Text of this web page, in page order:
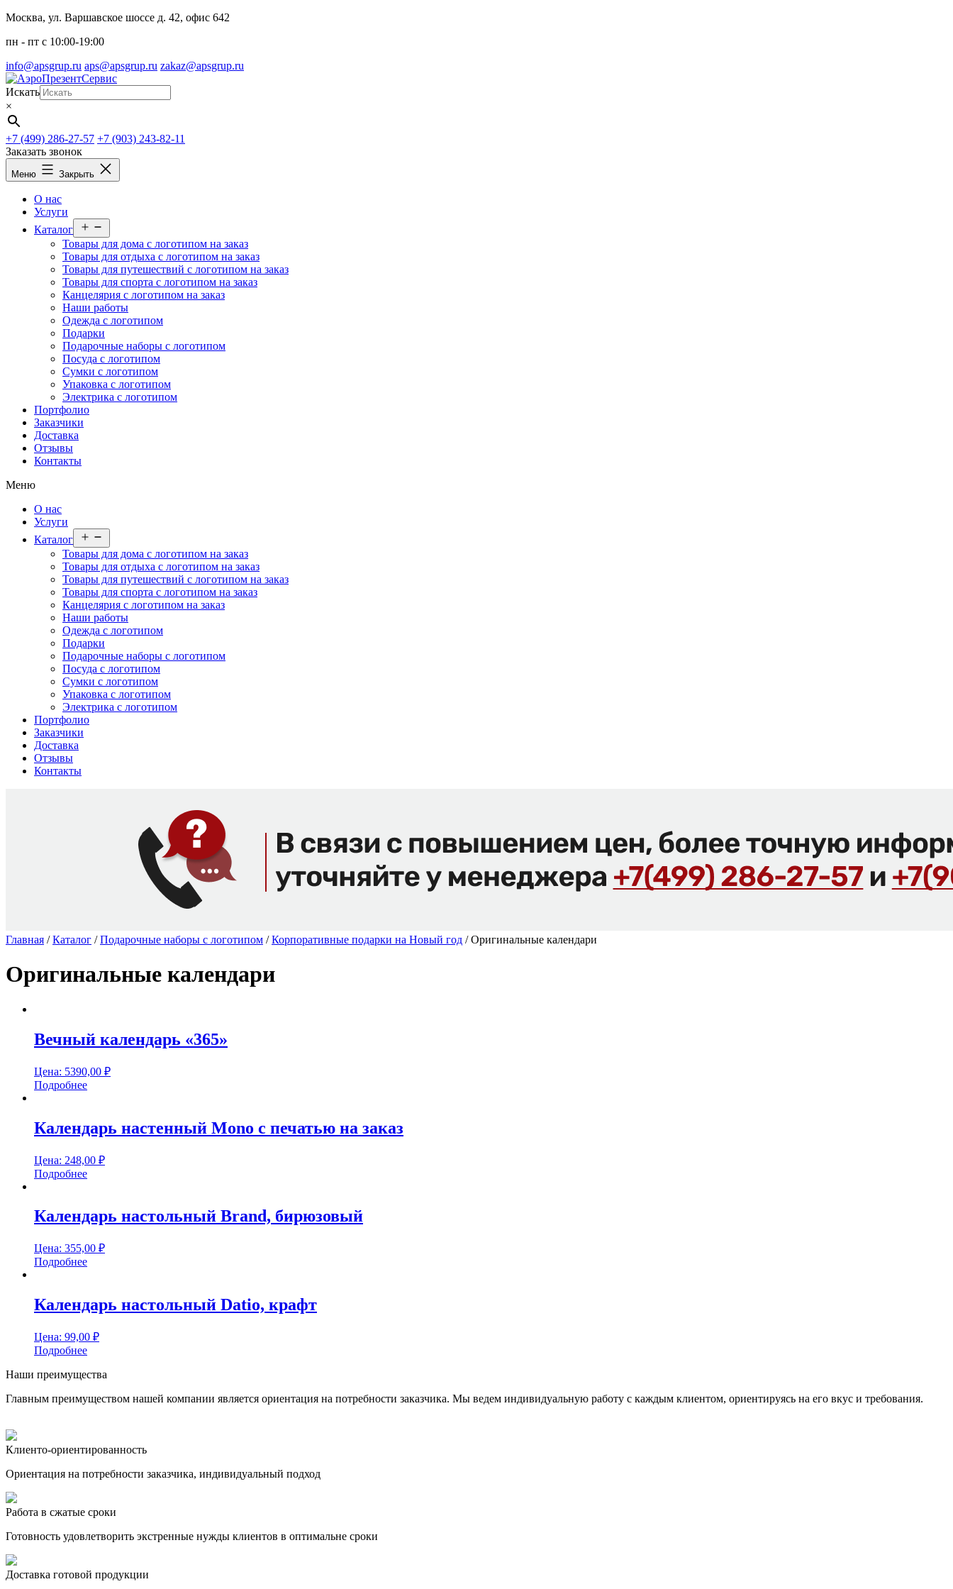
Перейти
содержимому
Москва, ул. Варшавское шоссе д. 42, офис 642
пн - пт c 10:00-19:00
info@apsgrup.ru aps@apsgrup.ru zakaz@apsgrup.ru
Искать
×
+7 (499) 286-27-57 +7 (903) 243-82-11
Заказать звонок
Меню Закрыть
О нас
Услуги
Каталог
меню
Товары для дома с логотипом на заказ
Товары для отдыха с логотипом на заказ
Товары для путешествий с логотипом на заказ
Товары для спорта с логотипом на заказ
Канцелярия с логотипом на заказ
Наши работы
Одежда с логотипом
Подарки
Подарочные наборы с логотипом
Посуда с логотипом
Сумки с логотипом
Упаковка с логотипом
Электрика с логотипом
Портфолио
Заказчики
Доставка
Отзывы
Контакты
Меню
О нас
Услуги
Каталог
меню
Товары для дома с логотипом на заказ
Товары для отдыха с логотипом на заказ
Товары для путешествий с логотипом на заказ
Товары для спорта с логотипом на заказ
Канцелярия с логотипом на заказ
Наши работы
Одежда с логотипом
Подарки
Подарочные наборы с логотипом
Посуда с логотипом
Сумки с логотипом
Упаковка с логотипом
Электрика с логотипом
Портфолио
Заказчики
Доставка
Отзывы
Контакты
Главная /Каталог /Подарочные наборы с логотипом /Корпоративные подарки на Новый год / Оригинальные календари
Оригинальные календари
Вечный календарь «365»
Цена: 5390,00 ₽
Подробнее
Календарь настенный Mono с печатью на заказ
Цена: 248,00 ₽
Подробнее
Календарь настольный Brand, бирюзовый
Цена: 355,00 ₽
Подробнее
Календарь настольный Datio, крафт
Цена: 99,00 ₽
Подробнее
Наши преимущества
Главным преимуществом нашей компании является ориентация на потребности заказчика. Мы ведем индивидуальную работу с каждым клиентом, ориентируясь на его вкус и требования.
Клиенто-ориентированность
Ориентация на потребности заказчика, индивидуальный подход
Работа в сжатые сроки
Готовность удовлетворить экстренные нужды клиентов в оптимальне сроки
Доставка готовой продукции